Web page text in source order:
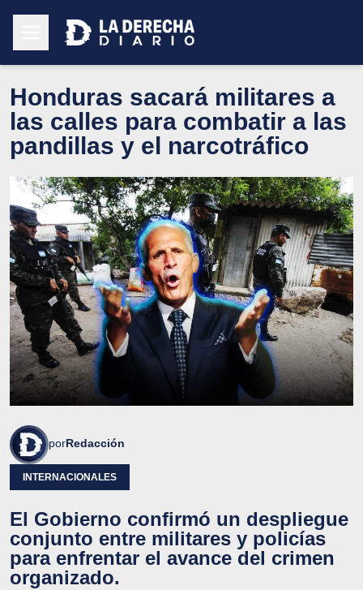
Honduras sacará militares a
las calles para combatir a las
pandillas y el narcotráfico
porRedacción
INTERNACIONALES
El Gobierno confirmó un despliegue
conjunto entre militares y policías
para enfrentar el avance del crimen
organizado.